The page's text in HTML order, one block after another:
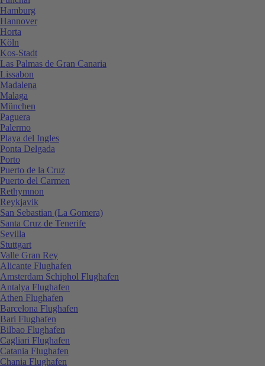
Hamburg
Hannover
Horta
Köln
Kos-Stadt
Las Palmas de Gran Canaria
Lissabon
Madalena
Malaga
München
Paguera
Palermo
Playa del Ingles
Ponta Delgada
Porto
Puerto de la Cruz
Puerto del Carmen
Rethymnon
Reykjavik
San Sebastian (La Gomera)
Santa Cruz de Tenerife
Sevilla
Stuttgart
Valle Gran Rey
Alicante Flughafen
Amsterdam Schiphol Flughafen
Antalya Flughafen
Athen Flughafen
Barcelona Flughafen
Bari Flughafen
Bilbao Flughafen
Cagliari Flughafen
Catania Flughafen
Chania Flughafen